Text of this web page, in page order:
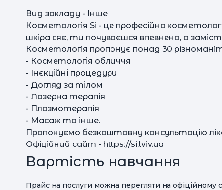
Вид закладу - Інше
Косметологія Si - це професійна
шкіра сяє, ти почуваєшся впевнено, а
Косметологія пропонує понад 30
- Косметологія обличчя
- Інєкційні процедури
- Догляд за тілом
- Лазерна терапія
- Плазмотерапія
- Масаж та інше.
Пропонуємо безкоштовну консультацію
Офіційний сайт - https://si.lviv.ua
Вартість навчання
Прайс на послуги можна перегляти на офіційному